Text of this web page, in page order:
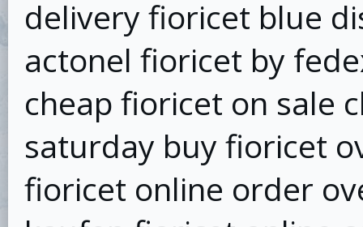
delivery fioricet blue
actonel fioricet by
cheap fioricet on sale
saturday buy fioricet
fioricet online order